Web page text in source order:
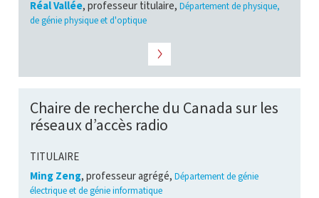
Réal Vallée, professeur titulaire, Département de physique,
de génie physique et d'optique
Chaire de recherche du Canada sur les
réseaux d’accès radio
TITULAIRE
Ming Zeng, professeur agrégé, Département de génie
électrique et de génie informatique